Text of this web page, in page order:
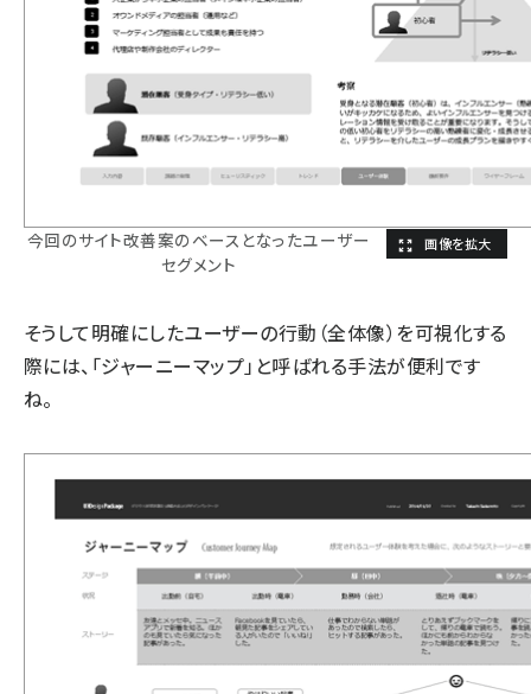
今回のサイト改善案のベースとなったユーザー
セグメント
そうして明確にしたユーザーの行動（全体像）を可視化する
際には、「ジャーニーマップ」と呼ばれる手法が便利です
ね。